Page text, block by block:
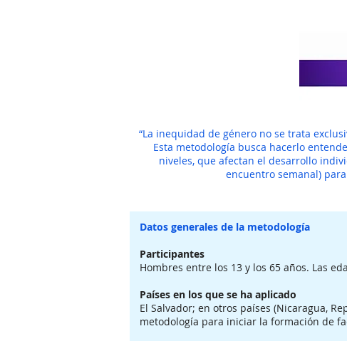
“La inequidad de género no se trata
Esta metodología busca hacerlo
niveles, que afectan el desarrollo
encuentro semanal)
Datos generales de la metodología
Participantes
Hombres entre los 13 y los 65 años. Las
Países en los que se ha aplicado
El Salvador; en otros países (Nicaragua,
metodología para iniciar la formación de